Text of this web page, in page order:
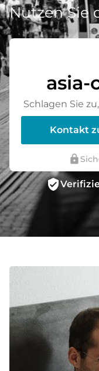
Nutzen Sie
asia-
Schlagen Sie
Kontakt
lock
verified_user